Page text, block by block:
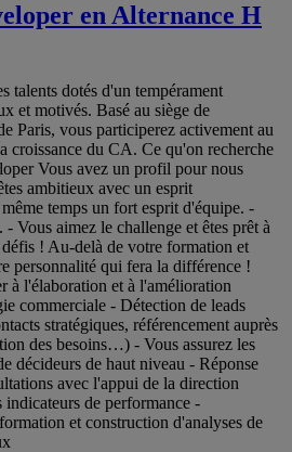
en Alternance H
talents dotés d'un tempérament
et motivés. Basé au siège de
Paris, vous participerez activement au
croissance du CA. Ce qu'on recherche
Vous avez un profil pour nous
ambitieux avec un esprit
temps un fort esprit d'équipe. -
Vous aimez le challenge et êtes prêt à
! Au-delà de votre formation et
personnalité qui fera la différence !
à l'élaboration et à l'amélioration
commerciale - Détection de leads
stratégiques, référencement auprès
des besoins…) - Vous assurez les
décideurs de haut niveau - Réponse
avec l'appui de la direction
de performance -
et construction d'analyses de